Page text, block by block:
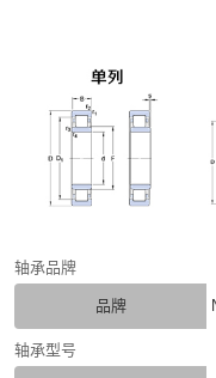
轴承品牌
品牌
轴承型号